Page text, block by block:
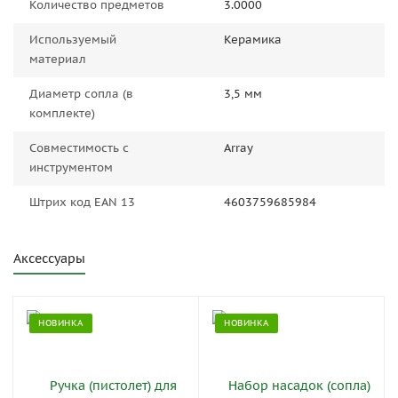
Количество предметов 3.0000
Используемый
материал
Керамика
Диаметр сопла (в
комплекте)
3,5 мм
Совместимость с
инструментом
Array
Штрих код EAN 13 4603759685984
Аксессуары
НОВИНКА НОВИНКА